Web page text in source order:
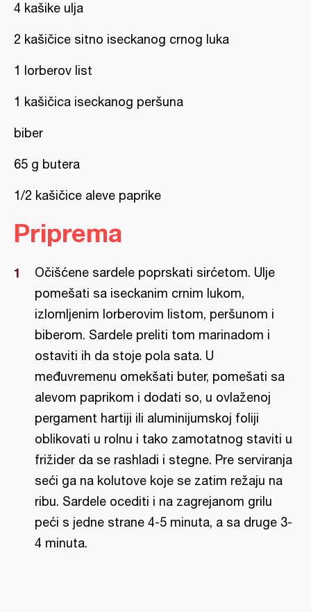
4 kašike ulja
2 kašičice sitno iseckanog crnog luka
1 lorberov list
1 kašičica iseckanog peršuna
biber
65 g butera
1/2 kašičice aleve paprike
Priprema
Očišćene sardele poprskati sirćetom. Ulje
pomešati sa iseckanim crnim lukom,
izlomljenim lorberovim listom, peršunom i
biberom. Sardele preliti tom marinadom i
ostaviti ih da stoje pola sata. U
međuvremenu omekšati buter, pomešati sa
alevom paprikom i dodati so, u ovlaženoj
pergament hartiji ili aluminijumskoj foliji
oblikovati u rolnu i tako zamotatnog staviti u
frižider da se rashladi i stegne. Pre serviranja
seći ga na kolutove koje se zatim režaju na
ribu. Sardele ocediti i na zagrejanom grilu
peći s jedne strane 4-5 minuta, a sa druge 3-
4 minuta.